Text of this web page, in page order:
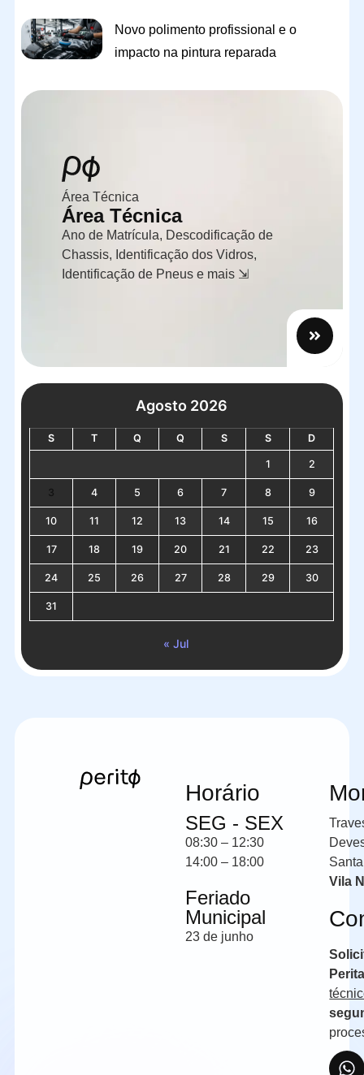
Novo polimento profissional e o
impacto na pintura reparada
Área Técnica
Área Técnica
Ano de Matrícula, Descodificação de
Chassis, Identificação dos Vidros,
Identificação de Pneus e mais ⇲
Agosto 2026
S T Q Q S S D
1 2
3 4 5 6 7 8 9
10 11 12 13 14 15 16
17 18 19 20 21 22 23
24 25 26 27 28 29 30
31
« Jul
Horário
SEG - SEX
08:30 – 12:30
14:00 – 18:00
Feriado
Municipal
23 de junho
Vila